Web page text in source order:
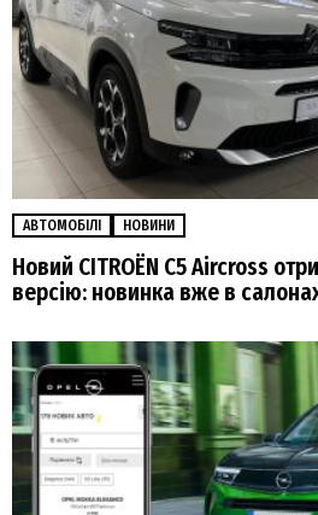
АВТОМОБІЛІ НОВИНИ
Новий CITROËN C5 Aircross
версію: новинка вже в